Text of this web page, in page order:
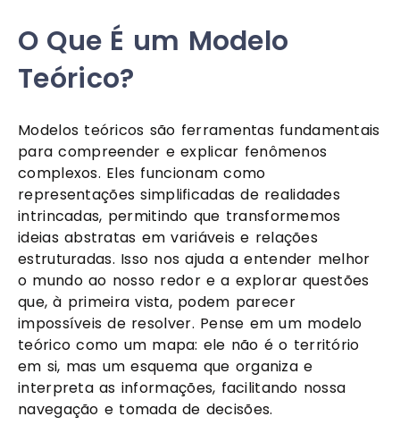
O Que É um Modelo
Teórico?
Modelos teóricos são ferramentas fundamentais
para compreender e explicar fenômenos
complexos. Eles funcionam como
representações simplificadas de realidades
intrincadas, permitindo que transformemos
ideias abstratas em variáveis e relações
estruturadas. Isso nos ajuda a entender melhor
o mundo ao nosso redor e a explorar questões
que, à primeira vista, podem parecer
impossíveis de resolver. Pense em um modelo
teórico como um mapa: ele não é o território
em si, mas um esquema que organiza e
interpreta as informações, facilitando nossa
navegação e tomada de decisões.